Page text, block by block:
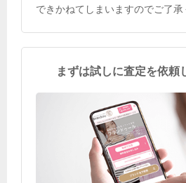
できかねてしまいますのでご了承
まずは試しに査定を依頼